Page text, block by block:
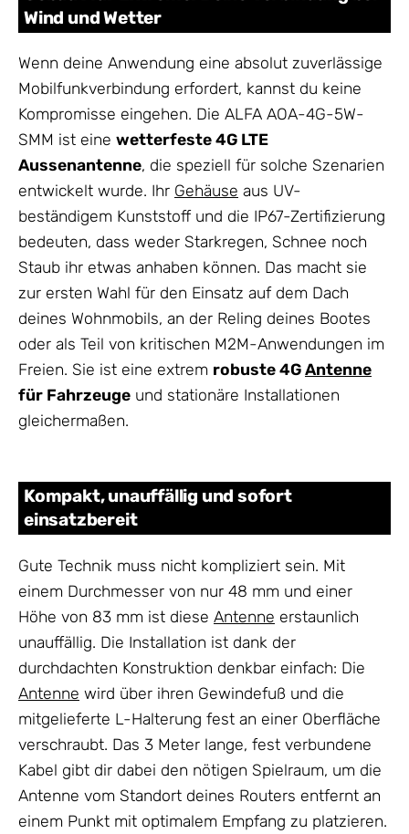
Wind und Wetter
Wenn deine Anwendung eine absolut zuverlässige
Mobilfunkverbindung erfordert, kannst du keine
Kompromisse eingehen. Die ALFA AOA-4G-5W-
SMM ist eine wetterfeste 4G LTE
Aussenantenne, die speziell für solche Szenarien
entwickelt wurde. Ihr Gehäuse aus UV-
beständigem Kunststoff und die IP67-Zertifizierung
bedeuten, dass weder Starkregen, Schnee noch
Staub ihr etwas anhaben können. Das macht sie
zur ersten Wahl für den Einsatz auf dem Dach
deines Wohnmobils, an der Reling deines Bootes
oder als Teil von kritischen M2M-Anwendungen im
Freien. Sie ist eine extrem robuste 4G Antenne
für Fahrzeuge und stationäre Installationen
gleichermaßen.
Kompakt, unauffällig und sofort
einsatzbereit
Gute Technik muss nicht kompliziert sein. Mit
einem Durchmesser von nur 48 mm und einer
Höhe von 83 mm ist diese Antenne erstaunlich
unauffällig. Die Installation ist dank der
durchdachten Konstruktion denkbar einfach: Die
Antenne wird über ihren Gewindefuß und die
mitgelieferte L-Halterung fest an einer Oberfläche
verschraubt. Das 3 Meter lange, fest verbundene
Kabel gibt dir dabei den nötigen Spielraum, um die
Antenne vom Standort deines Routers entfernt an
einem Punkt mit optimalem Empfang zu platzieren.